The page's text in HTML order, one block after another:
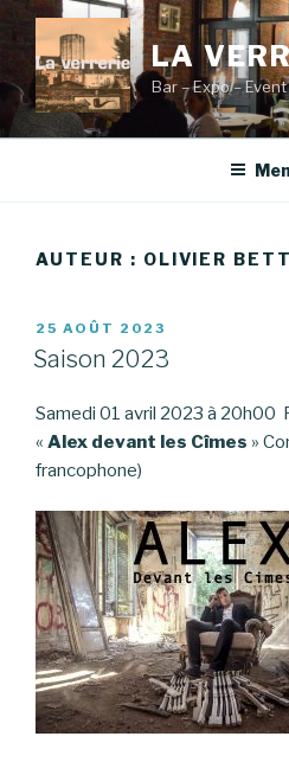
contenu
principal
LA
Bar – Expo –
AUTEUR : OLIVIER
PUBLIÉ
LE
25 AOÛT 2023
Saison 2023
Samedi 01 avril 2023 à
« Alex devant les Cîmes »
francophone)